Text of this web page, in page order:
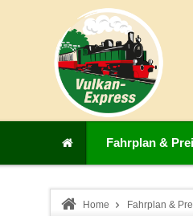
Fahrplan &
Home Fahrplan &